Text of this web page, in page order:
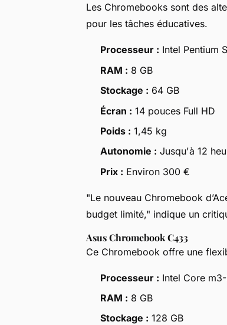
Les Chromebooks sont des
pour les tâches éducatives.
Processeur : Intel Pentium
RAM : 8 GB
Stockage : 64 GB
Écran : 14 pouces Full HD
Poids : 1,45 kg
Autonomie : Jusqu'à 12
Prix : Environ 300 €
"Le nouveau Chromebook
budget limité," indique un
Asus Chromebook C433
Ce Chromebook offre une
Processeur : Intel Core
RAM : 8 GB
Stockage : 128 GB